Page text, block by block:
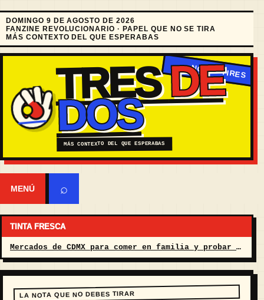
DOMINGO 9 DE AGOSTO DE 2026
FANZINE REVOLUCIONARIO · PAPEL QUE NO SE TIRA
MÁS CONTEXTO DEL QUE ESPERABAS
TRESDE
DOS
MÁS CONTEXTO DEL QUE ESPERABAS
MENÚ ⌕
TINTA FRESCA
Mercados de CDMX para comer en familia y probar de todo
LA NOTA QUE NO DEBES TIRAR